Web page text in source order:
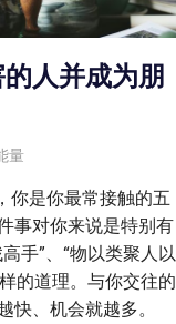
人并成为朋
量
你是你最常接触的五
事对你来说是特别有
手‌‌”、‌‌“物以类聚人以
的道理。与你交往的
快、机会就越多。